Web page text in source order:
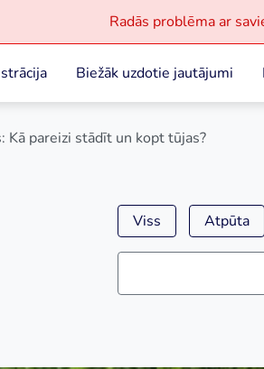
Radās problēma ar
Biežāk uzdotie jautājumi
Kā pareizi stādīt un kopt tūjas?
Viss Atpūta